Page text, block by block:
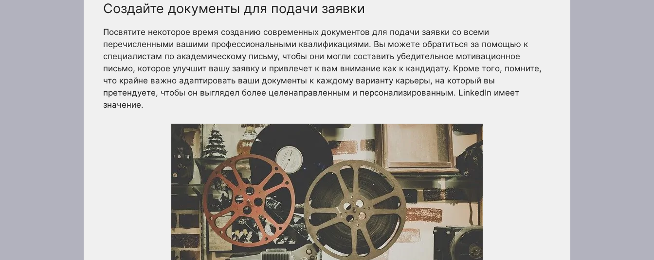
Создайте документы для подачи заявки
Посвятите некоторое время созданию современных документов для подачи заявки со всеми
перечисленными вашими профессиональными квалификациями. Вы можете обратиться за помощью к
специалистам по академическому письму, чтобы они могли составить убедительное мотивационное
письмо, которое улучшит вашу заявку и привлечет к вам внимание как к кандидату. Кроме того, помните,
что крайне важно адаптировать ваши документы к каждому варианту карьеры, на который вы
претендуете, чтобы он выглядел более целенаправленным и персонализированным. LinkedIn имеет
значение.